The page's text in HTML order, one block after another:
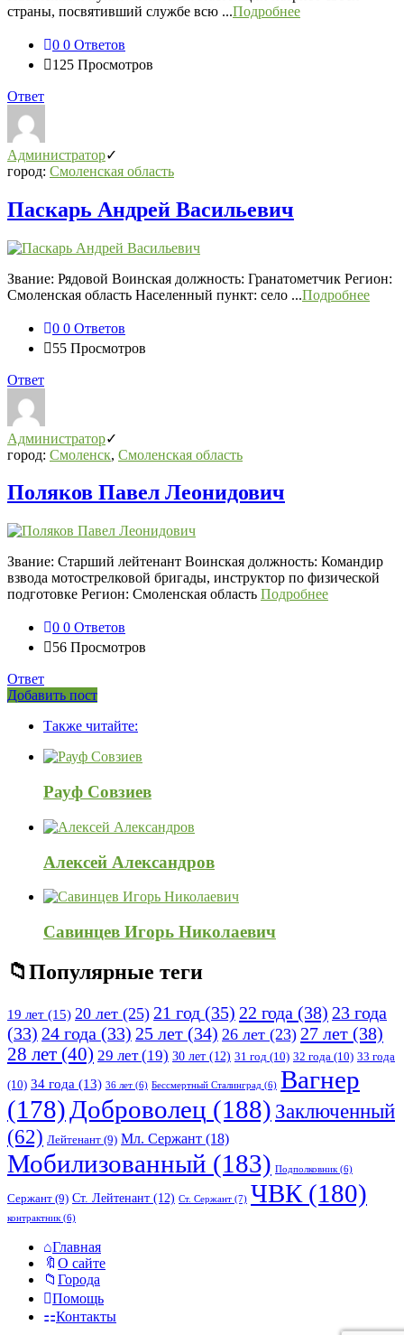
страны, посвятивший службе всю ...Подробнее
0 0 Ответов
125 Просмотров
Ответ
Администратор
город: Смоленская область
Паскарь Андрей Васильевич
Звание: Рядовой Воинская должность: Гранатометчик Регион:
Смоленская область Населенный пункт: село ...Подробнее
0 0 Ответов
55 Просмотров
Ответ
Администратор
город: Смоленск, Смоленская область
Поляков Павел Леонидович
Звание: Старший лейтенант Воинская должность: Командир
взвода мотострелковой бригады, инструктор по физической
подготовке Регион: Смоленская область Подробнее
0 0 Ответов
56 Просмотров
Ответ
Боковая
панель
Добавить пост
120x600Также читайте:
Рауф Совзиев
Алексей Александров
Савинцев Игорь Николаевич
Популярные теги
19 лет (15) 20 лет (25) 21 год (35) 22 года (38) 23 года
(33) 24 года (33) 25 лет (34) 26 лет (23) 27 лет (38)
28 лет (40) 29 лет(19) 30 лет (12) 31 год (10) 32 года (10) 33 года
(10) 34 года (13) 36 лет (6) Бессмертный Сталинград (6) Вагнер
(178) Доброволец (188) Заключенный
(62) Лейтенант (9) Мл. Сержант (18)
Мобилизованный (183) Подполковник (6)
Сержант (9) Ст. Лейтенант (12) Ст. Сержант (7) ЧВК (180)
контрактник (6)
Исследовать
Главная
О сайте
Города
Помощь
Контакты